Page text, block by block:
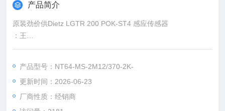
产品简介
原装劲价供Dietz LGTR 200 POK-ST4 感应传感器
：王
：www@
产品型号：NT64-MS-2M12/370-2K-
更新时间：2026-06-23
厂商性质：经销商